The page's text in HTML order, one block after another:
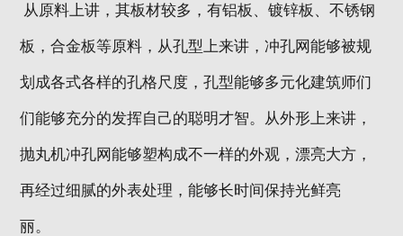
从原料上讲，其板材较多，有铝板、镀锌板、不锈钢
板，合金板等原料，从孔型上来讲，冲孔网能够被规
划成各式各样的孔格尺度，孔型能够多元化建筑师们
们能够充分的发挥自己的聪明才智。从外形上来讲，
抛丸机冲孔网能够塑构成不一样的外观，漂亮大方，
再经过细腻的外表处理，能够长时间保持光鲜亮
丽。